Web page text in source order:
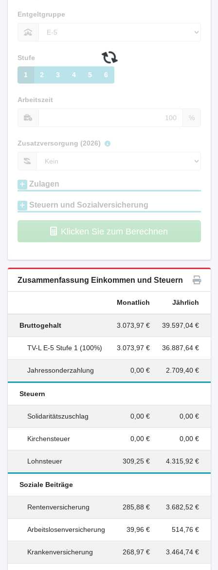
Entgeltgruppe
Stufe
1 2 3 4 5 6
Arbeitszeit
%
Zusatzversorgung (2026)
Zulagen
Steuern und Sozialversicherung
Klicken Sie zum Berechnen
Zusammenfassung Einkommen und Steuern
Monatlich Jährlich
Bruttogehalt 3.073,97 € 39.597,04 €
TV-L E-5 Stufe 1 (100%) 3.073,97 € 36.887,64 €
Jahressonderzahlung 0,00 € 2.709,40 €
Steuern
Solidaritätszuschlag 0,00 € 0,00 €
Kirchensteuer 0,00 € 0,00 €
Lohnsteuer 309,25 € 4.315,92 €
Soziale Beiträge
Rentenversicherung 285,88 € 3.682,52 €
Arbeitslosenversicherung 39,96 € 514,76 €
Krankenversicherung 268,97 € 3.464,74 €